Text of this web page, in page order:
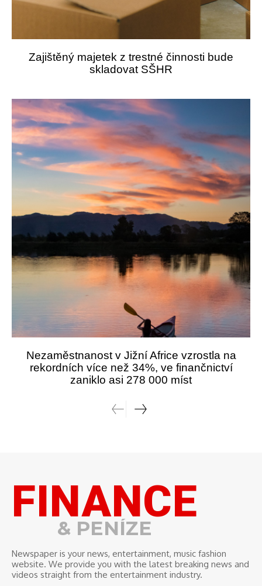
Zajištěný majetek z trestné činnosti bude
skladovat SŠHR
Nezaměstnanost v Jižní Africe vzrostla na
rekordních více než 34%, ve finančnictví
zaniklo asi 278 000 míst
FINANCE
& PENÍZE
Newspaper is your news, entertainment, music fashion
website. We provide you with the latest breaking news and
videos straight from the entertainment industry.